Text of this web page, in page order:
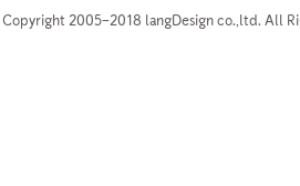
Copyright 2005–2018 langDesign co.,ltd. All